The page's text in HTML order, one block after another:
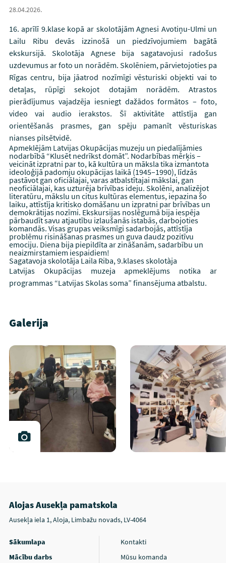
28.04.2026.
16. aprīlī 9.klase kopā ar skolotājām Agnesi Avotiņu-Ulmi un
Lailu Ribu devās izzinošā un piedzīvojumiem bagātā
ekskursijā. Skolotāja Agnese bija sagatavojusi radošus
uzdevumus ar foto un norādēm. Skolēniem, pārvietojoties pa
Rīgas centru, bija jāatrod nozīmīgi vēsturiski objekti vai to
detaļas, rūpīgi sekojot dotajām norādēm. Atrastos
pierādījumus vajadzēja iesniegt dažādos formātos – foto,
video vai audio ierakstos. Šī aktivitāte attīstīja gan
orientēšanās prasmes, gan spēju pamanīt vēsturiskas
nianses pilsētvidē.
Apmeklējām Latvijas Okupācijas muzeju un piedalījāmies
nodarbībā “Klusēt nedrīkst domāt”. Nodarbības mērķis –
veicināt izpratni par to, kā kultūra un māksla tika izmantota
ideoloģijā padomju okupācijas laikā (1945–1990), līdzās
pastāvot gan oficiālajai, varas atbalstītajai mākslai, gan
neoficiālajai, kas uzturēja brīvības ideju. Skolēni, analizējot
literatūru, mākslu un citus kultūras elementus, iepazina šo
laiku, attīstīja kritisko domāšanu un izpratni par brīvības un
demokrātijas nozīmi. Ekskursijas noslēgumā bija iespēja
pārbaudīt savu atjautību izlaušanās istabās, darbojoties
komandās. Visas grupas veiksmīgi sadarbojās, attīstīja
problēmu risināšanas prasmes un guva daudz pozitīvu
emociju. Diena bija piepildīta ar zināšanām, sadarbību un
neaizmirstamiem iespaidiem!
Sagatavoja skolotāja Laila Riba, 9.klases skolotàja
Latvijas Okupācijas muzeja apmeklējums notika ar
programmas “Latvijas Skolas soma” finansējuma atbalstu.
Galerija
Alojas Ausekļa pamatskola
Ausekļa iela 1, Aloja, Limbažu novads, LV-4064
Sākumlapa
Mācību darbs
Kontakti
Mūsu komanda